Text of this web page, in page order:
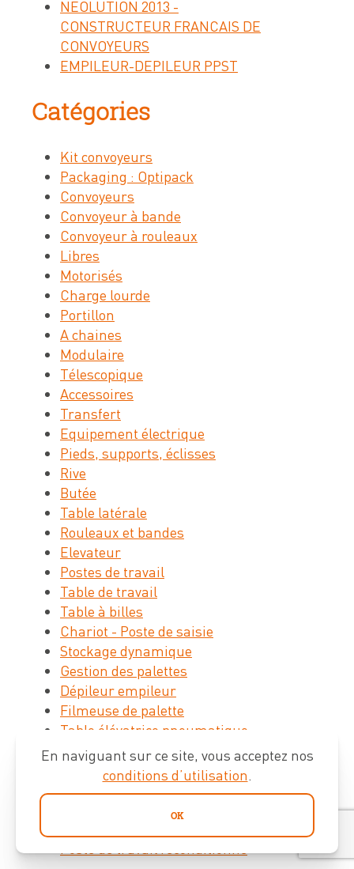
En naviguant sur ce site, vous acceptez nos
conditions d’utilisation.
OK
NEOLUTION 2013 -
CONSTRUCTEUR FRANCAIS DE
CONVOYEURS
EMPILEUR-DEPILEUR PPST
Catégories
Kit convoyeurs
Packaging : Optipack
Convoyeurs
Convoyeur à bande
Convoyeur à rouleaux
Libres
Motorisés
Charge lourde
Portillon
A chaines
Modulaire
Télescopique
Accessoires
Transfert
Equipement électrique
Pieds, supports, éclisses
Rive
Butée
Table latérale
Rouleaux et bandes
Elevateur
Postes de travail
Table de travail
Table à billes
Chariot - Poste de saisie
Stockage dynamique
Gestion des palettes
Dépileur empileur
Filmeuse de palette
Table élévatrice pneumatique
Industrie 4.0
Mesure de colis : Digipack
Robots